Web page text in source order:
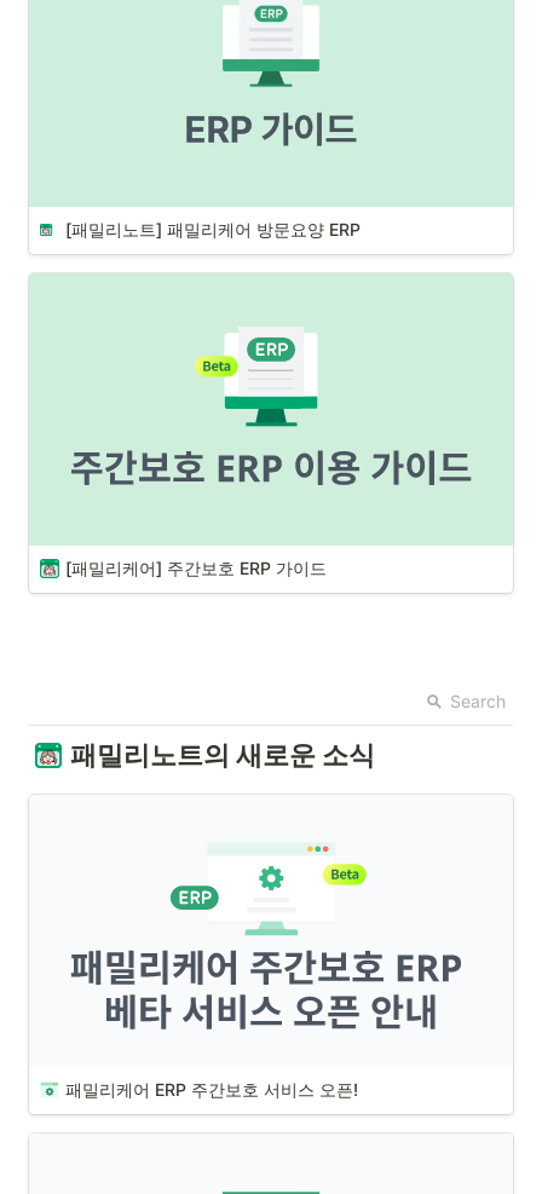
[패밀리노트] 패밀리케어 방문요양 ERP
[패밀리케어] 주간보호 ERP 가이드
Search
패밀리노트의 새로운 소식
패밀리케어 ERP 주간보호 서비스 오픈!